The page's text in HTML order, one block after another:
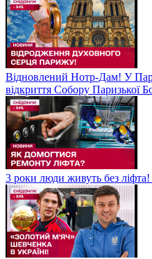
Відновлений Нотр-Дам! У
відкриття Собору Паризької
3 роки люди живуть без